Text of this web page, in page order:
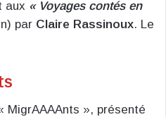
aux « Voyages contés en
par Claire Rassinoux. Le
MigrAAAAnts », présenté